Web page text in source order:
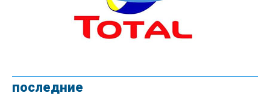
последние